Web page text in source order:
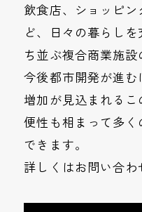
飲食店、ショッピ
ど、日々の暮らし
ち並ぶ複合商業施設
今後都市開発が進
増加が見込まれる
便性も相まって多
できます。
詳しくはお問い合わ